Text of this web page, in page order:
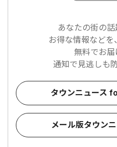
あなたの街の
お得な情報などを
無料でお届
通知で見逃しも
タウンニュース
メール版タウン